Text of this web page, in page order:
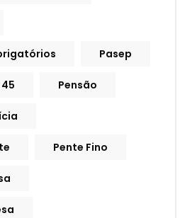
Pasep
45 Pensão
Pente Fino